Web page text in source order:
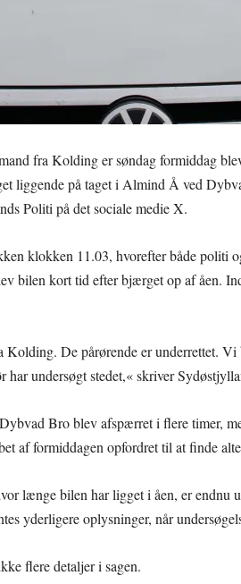
fra Kolding er søndag formiddag
liggende på taget i Almind Å ved
Politi på det sociale medie X.
klokken 11.03, hvorefter både politi
bilen kort tid efter bjærget op af åen.
De pårørende er underrettet. Vi
undersøgt stedet,« skriver
Bro blev afspærret i flere timer,
af formiddagen opfordret til at finde
længe bilen har ligget i åen, er endnu
yderligere oplysninger, når
flere detaljer i sagen.